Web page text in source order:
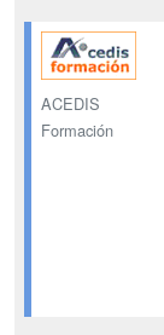
ACEDIS
Formación